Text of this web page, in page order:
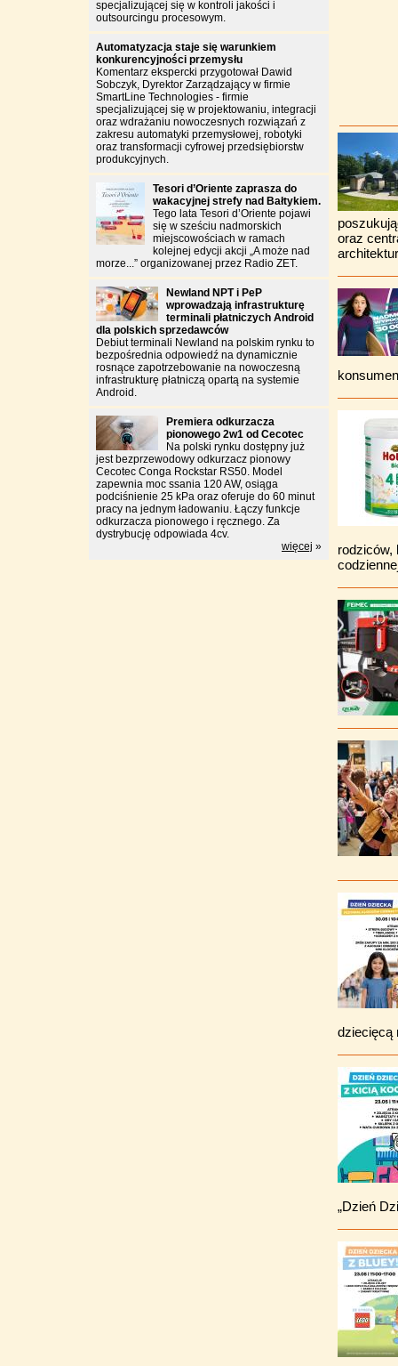
oraz
rodziców,
dziecięcą
„Dzień
specjalizującej się w kontroli jakości i
outsourcingu procesowym.
Automatyzacja staje się warunkiem
konkurencyjności przemysłu
Komentarz ekspercki przygotował Dawid
Sobczyk, Dyrektor Zarządzający w firmie
SmartLine Technologies - firmie
specjalizującej się w projektowaniu, integracji
oraz wdrażaniu nowoczesnych rozwiązań z
zakresu automatyki przemysłowej, robotyki
oraz transformacji cyfrowej przedsiębiorstw
produkcyjnych.
Tesori d’Oriente zaprasza do
wakacyjnej strefy nad Bałtykiem.
Tego lata Tesori d’Oriente pojawi
się w sześciu nadmorskich
miejscowościach w ramach
kolejnej edycji akcji „A może nad
morze...” organizowanej przez Radio ZET.
Newland NPT i PeP
wprowadzają infrastrukturę
terminali płatniczych Android
dla polskich sprzedawców
Debiut terminali Newland na polskim rynku to
bezpośrednia odpowiedź na dynamicznie
rosnące zapotrzebowanie na nowoczesną
infrastrukturę płatniczą opartą na systemie
Android.
Premiera odkurzacza
pionowego 2w1 od Cecotec
Na polski rynku dostępny już
jest bezprzewodowy odkurzacz pionowy
Cecotec Conga Rockstar RS50. Model
zapewnia moc ssania 120 AW, osiąga
podciśnienie 25 kPa oraz oferuje do 60 minut
pracy na jednym ładowaniu. Łączy funkcje
odkurzacza pionowego i ręcznego. Za
dystrybucję odpowiada 4cv.
więcej »